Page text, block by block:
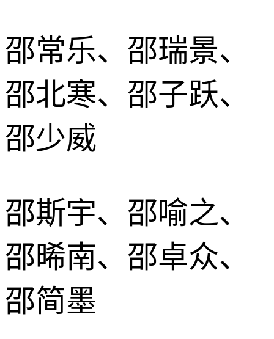
邵常乐、邵瑞景、
邵北寒、邵子跃、
邵少威
邵斯宇、邵喻之、
邵晞南、邵卓众、
邵简墨